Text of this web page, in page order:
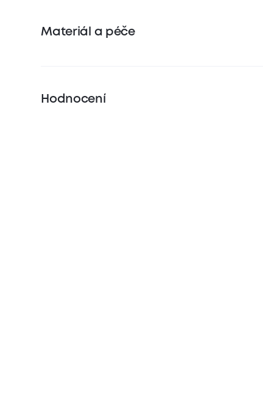
Materiál a péče
Hodnocení